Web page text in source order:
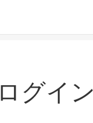
ログイン